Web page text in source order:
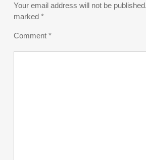
Your email address will not be published.
marked *
Comment *